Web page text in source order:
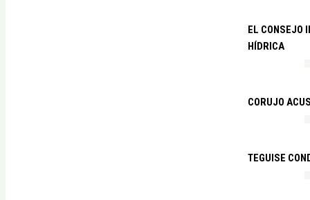
EL CONSEJO
HÍDRICA
CORUJO
TEGUISE